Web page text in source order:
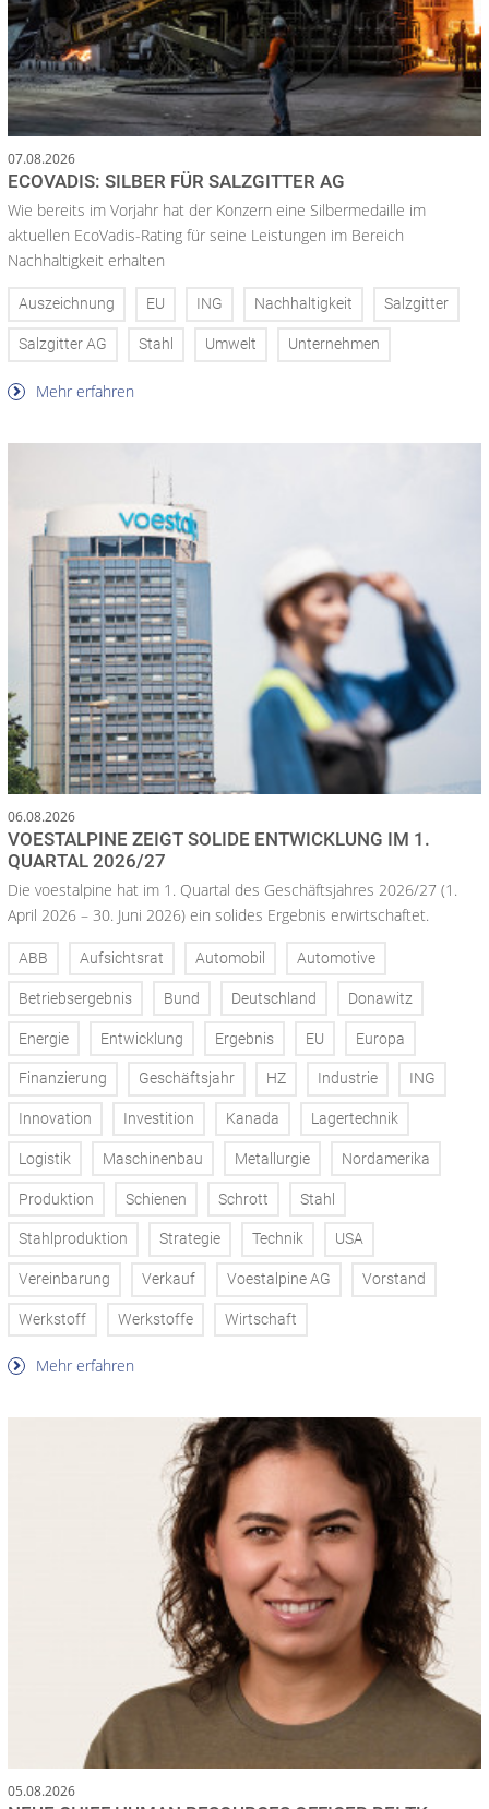
07.08.2026
ECOVADIS: SILBER FÜR SALZGITTER AG
Wie bereits im Vorjahr hat der Konzern eine Silbermedaille im
aktuellen EcoVadis-Rating für seine Leistungen im Bereich
Nachhaltigkeit erhalten
Auszeichnung EU ING Nachhaltigkeit Salzgitter
Salzgitter AG Stahl Umwelt Unternehmen
Mehr erfahren
06.08.2026
VOESTALPINE ZEIGT SOLIDE ENTWICKLUNG IM 1.
QUARTAL 2026/27
Die voestalpine hat im 1. Quartal des Geschäftsjahres 2026/27 (1.
April 2026 – 30. Juni 2026) ein solides Ergebnis erwirtschaftet.
ABB Aufsichtsrat Automobil Automotive
Betriebsergebnis Bund Deutschland Donawitz
Energie Entwicklung Ergebnis EU Europa
Finanzierung Geschäftsjahr HZ Industrie ING
Innovation Investition Kanada Lagertechnik
Logistik Maschinenbau Metallurgie Nordamerika
Produktion Schienen Schrott Stahl
Stahlproduktion Strategie Technik USA
Vereinbarung Verkauf Voestalpine AG Vorstand
Werkstoff Werkstoffe Wirtschaft
Mehr erfahren
05.08.2026